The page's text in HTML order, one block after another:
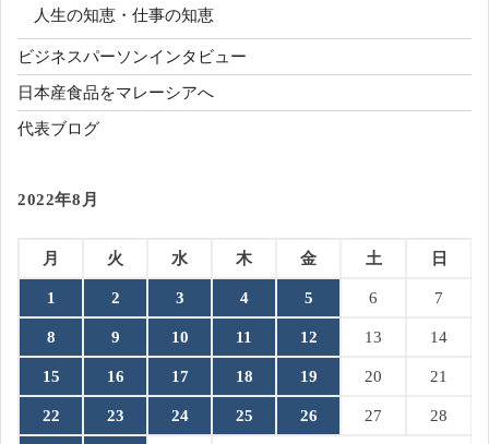
人生の知恵・仕事の知恵
ビジネスパーソンインタビュー
日本産食品をマレーシアへ
代表ブログ
2022年8月
月 火 水 木 金 土 日
1 2 3 4 5 6 7
8 9 10 11 12 13 14
15 16 17 18 19 20 21
22 23 24 25 26 27 28